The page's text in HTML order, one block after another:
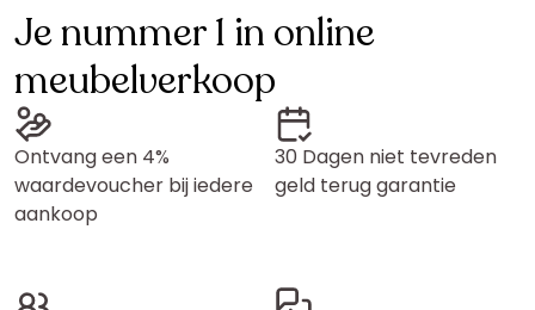
Je nummer 1 in online
meubelverkoop
Ontvang een 4%
waardevoucher bij iedere
aankoop
30 Dagen niet tevreden
geld terug garantie